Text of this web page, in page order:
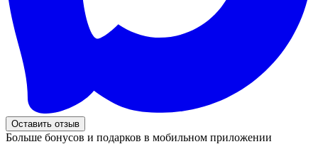
Оставить отзыв
Больше бонусов и подарков в мобильном приложении